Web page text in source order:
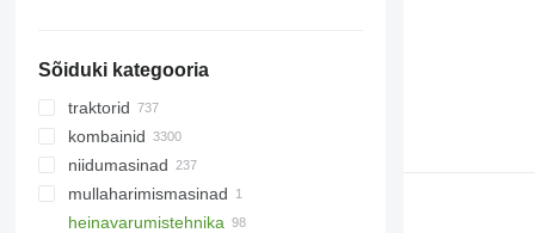
Sõiduki kategooria
traktorid
ratastraktorid
roomiktraktorid
kombainid
suhkrupeedikombainid
teraviljakombainid
söödakombainid
niidumasinad
maisi lõikusmasinad
rapsilauad
mullaharimismasinad
kultivaatorid
heinavarumistehnika